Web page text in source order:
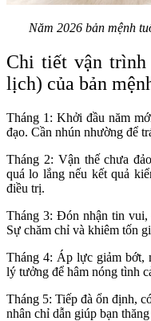
Năm 2026 bản mệnh
Chi tiết vận trình
lịch) của bản
Tháng 1: Khởi đầu năm
đạo. Cần nhún nhường để
Tháng 2: Vận thế chưa
quá lo lắng nếu kết quả
điều trị.
Tháng 3: Đón nhận tin vui,
Sự chăm chỉ và khiêm tốn
Tháng 4: Áp lực giảm bớt,
lý tưởng để hâm nóng tình
Tháng 5: Tiếp đà ổn định,
nhân chỉ dẫn giúp bạn